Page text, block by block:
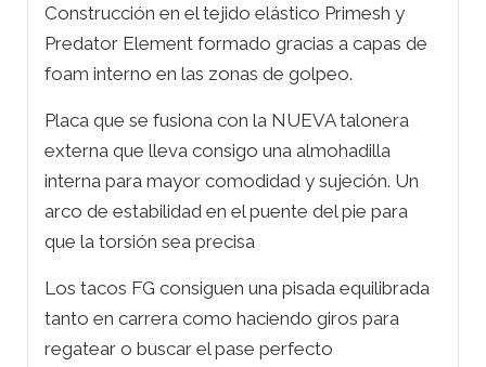
Construcción en el tejido elástico Primesh y
Predator Element formado gracias a capas de
foam interno en las zonas de golpeo.
Placa que se fusiona con la NUEVA talonera
externa que lleva consigo una almohadilla
interna para mayor comodidad y sujeción. Un
arco de estabilidad en el puente del pie para
que la torsión sea precisa
Los tacos FG consiguen una pisada equilibrada
tanto en carrera como haciendo giros para
regatear o buscar el pase perfecto